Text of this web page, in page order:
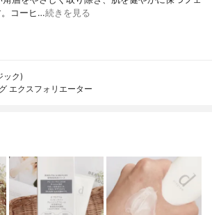
。コーヒ…続きを見る
ック)
エクスフォリエーター